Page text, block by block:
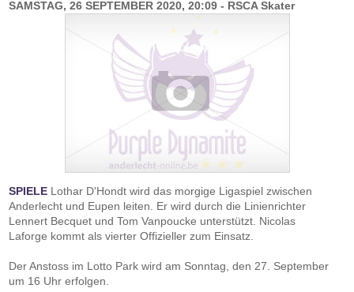
SAMSTAG, 26 SEPTEMBER 2020, 20:09 - RSCA Skater
SPIELE Lothar D'Hondt wird das morgige Ligaspiel zwischen
Anderlecht und Eupen leiten. Er wird durch die Linienrichter
Lennert Becquet und Tom Vanpoucke unterstützt. Nicolas
Laforge kommt als vierter Offizieller zum Einsatz.
Der Anstoss im Lotto Park wird am Sonntag, den 27. September
um 16 Uhr erfolgen.